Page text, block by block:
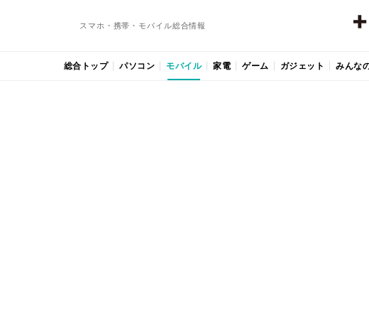
スマホ・携帯・モバイル総合情報
総合トップ パソコン モバイル 家電 ゲーム ガジェット みんな